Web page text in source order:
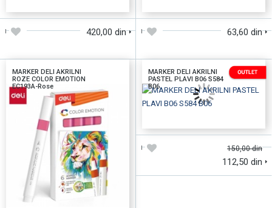
420,00 din 63,60 din
MARKER DELI AKRILNI
ROZE COLOR EMOTION
EC193A-Rose
MARKER DELI AKRILNI
PASTEL PLAVI B06 S584
B06
150,00 din
112,50 din